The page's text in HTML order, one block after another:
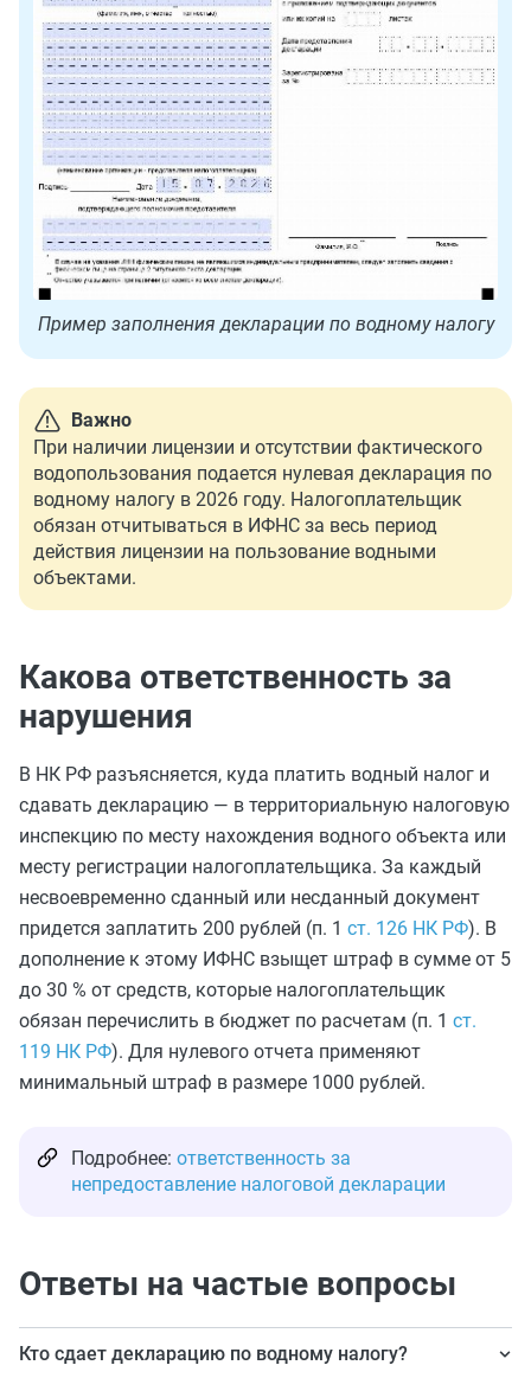
Пример заполнения декларации по водному налогу
Важно
При наличии лицензии и отсутствии фактического
водопользования подается нулевая декларация по
водному налогу в 2026 году. Налогоплательщик
обязан отчитываться в ИФНС за весь период
действия лицензии на пользование водными
объектами.
Какова ответственность за
нарушения
В НК РФ разъясняется, куда платить водный налог и
сдавать декларацию — в территориальную налоговую
инспекцию по месту нахождения водного объекта или
месту регистрации налогоплательщика. За каждый
несвоевременно сданный или несданный документ
придется заплатить 200 рублей (п. 1 ст. 126 НК РФ). В
дополнение к этому ИФНС взыщет штраф в сумме от 5
до 30 % от средств, которые налогоплательщик
обязан перечислить в бюджет по расчетам (п. 1 ст.
119 НК РФ). Для нулевого отчета применяют
минимальный штраф в размере 1000 рублей.
Подробнее: ответственность за
непредоставление налоговой декларации
Ответы на частые вопросы
Кто сдает декларацию по водному налогу?